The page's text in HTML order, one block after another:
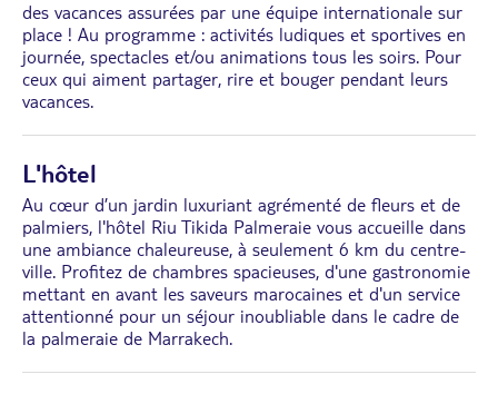
des vacances assurées par une équipe internationale sur
place ! Au programme : activités ludiques et sportives en
journée, spectacles et/ou animations tous les soirs. Pour
ceux qui aiment partager, rire et bouger pendant leurs
vacances.
L'hôtel
Au cœur d’un jardin luxuriant agrémenté de fleurs et de
palmiers, l'hôtel Riu Tikida Palmeraie vous accueille dans
une ambiance chaleureuse, à seulement 6 km du centre-
ville. Profitez de chambres spacieuses, d'une gastronomie
mettant en avant les saveurs marocaines et d'un service
attentionné pour un séjour inoubliable dans le cadre de
la palmeraie de Marrakech.